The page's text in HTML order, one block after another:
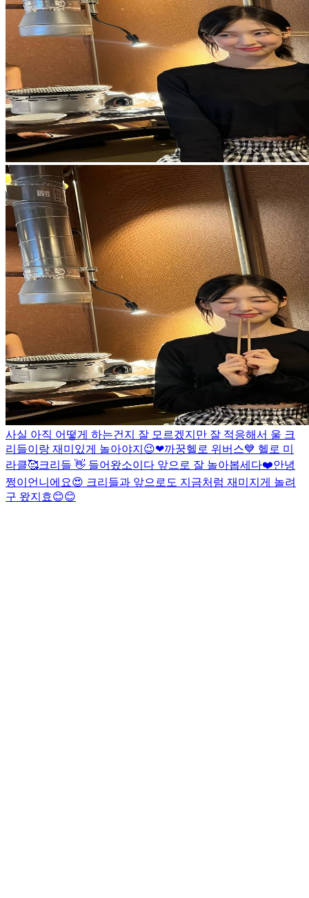
사실 아직 어떻게 하는건지 잘 모르겠지만 잘 적응해서 울 크
리들이랑 재미있게 놀아야지😉❤까꿍헬로 위버스💙 헬로 미
라클🥰크리들 👋 들어왔소이다 앞으로 잘 놀아봅세다❤️안녕
쩡이언니에요😍 크리들과 앞으로도 지금처럼 재미지게 놀려
구 왔지효😊😊